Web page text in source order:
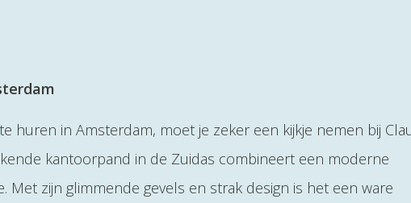
huren in Amsterdam, moet je zeker een kijkje nemen bij
kantoorpand in de Zuidas combineert een moderne
Met zijn glimmende gevels en strak design is het een ware